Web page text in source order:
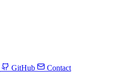
GitHub
Contact